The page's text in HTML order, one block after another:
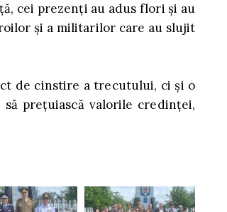
cei prezenți au adus flori și au
și a militarilor care au slujit
de cinstire a trecutului, ci și o
prețuiască valorile credinței,